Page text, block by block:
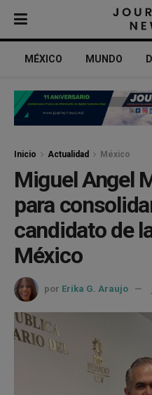
MÉXICO MUNDO
Inicio Actualidad México
Miguel Angel
para
candidato de
México
por Erika G. Araujo